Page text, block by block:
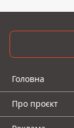
Головна
Про проєкт